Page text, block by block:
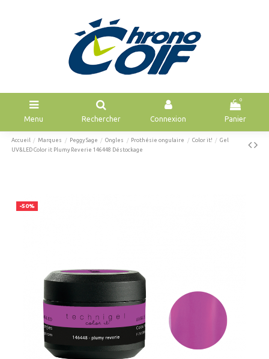
Menu Rechercher Connexion
0
Panier
Accueil Marques Peggy Sage Ongles Prothésie ongulaire Color it!
Gel
UV&LED Color it Plumy Reverie 146448 Déstockage
-50%